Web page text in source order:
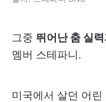
그중 뛰어난 춤 실
멤버 스테파니.
미국에서 살던 어린